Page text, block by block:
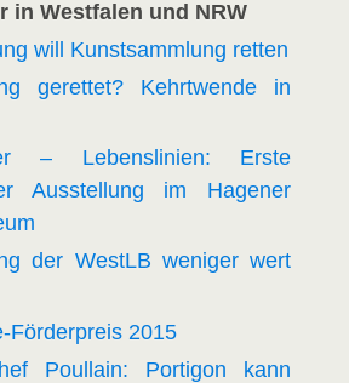
in Westfalen und NRW
will Kunstsammlung retten
gerettet? Kehrtwende in
– Lebenslinien: Erste
Ausstellung im Hagener
der WestLB weniger wert
Förderpreis 2015
Poullain: Portigon kann